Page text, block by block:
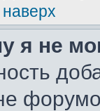
я не